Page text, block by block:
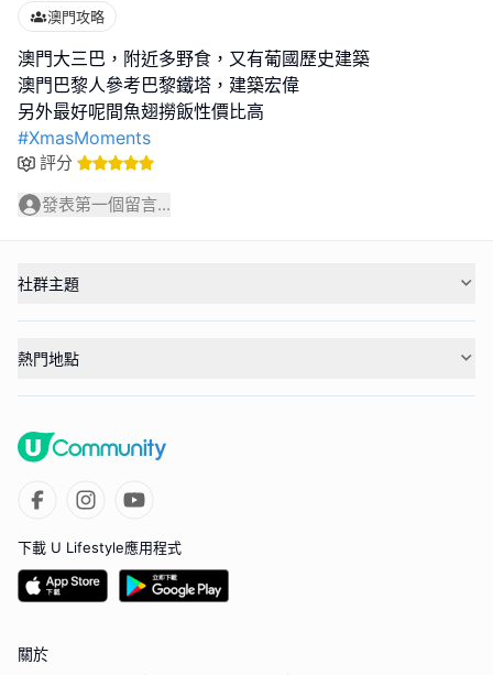
澳門攻略
澳門大三巴，附近多野食，又有葡國歷史建築
澳門巴黎人參考巴黎鐵塔，建築宏偉
#XmasMoments
評分
發表第一個留言...
社群主題
熱門地點
下載 U Lifestyle應用程式
關於